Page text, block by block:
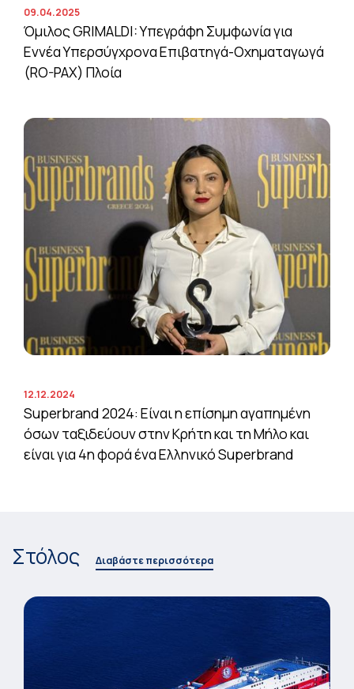
09.04.2025
Όμιλος GRIMALDI: Υπεγράφη Συμφωνία για
Εννέα Υπερσύγχρονα Επιβατηγά-Οχηματαγωγά
(RO-PAX) Πλοία
12.12.2024
Superbrand 2024: Είναι η επίσημη αγαπημένη
όσων ταξιδεύουν στην Κρήτη και τη Μήλο και
είναι για 4η φορά ένα Ελληνικό Superbrand
Στόλος Διαβάστε περισσότερα